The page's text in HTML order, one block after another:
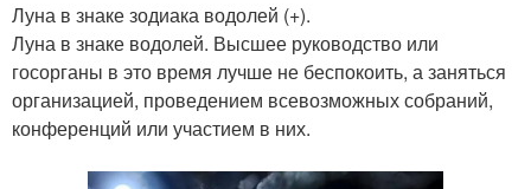
Луна в знаке зодиака водолей (+).
Луна в знаке водолей. Высшее руководство или
госорганы в это время лучше не беспокоить, а заняться
организацией, проведением всевозможных собраний,
конференций или участием в них.